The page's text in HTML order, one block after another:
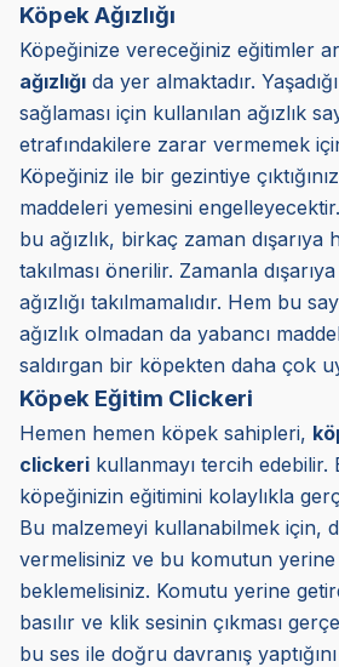
Köpek Ağızlığı
Köpeğinize vereceğiniz eğitimler
ağızlığı da yer almaktadır.
sağlaması için kullanılan ağızlık
etrafındakilere zarar vermemek
Köpeğiniz ile bir gezintiye
maddeleri yemesini
bu ağızlık, birkaç zaman dışarıya
takılması önerilir. Zamanla
ağızlığı takılmamalıdır. Hem bu
ağızlık olmadan da yabancı
saldırgan bir köpekten daha çok
Köpek Eğitim Clickeri
Hemen hemen köpek sahipleri,
clickeri kullanmayı tercih
köpeğinizin eğitimini kolaylıkla
Bu malzemeyi kullanabilmek için,
vermelisiniz ve bu komutun yerine
beklemelisiniz. Komutu yerine
basılır ve klik sesinin çıkması
bu ses ile doğru davranış